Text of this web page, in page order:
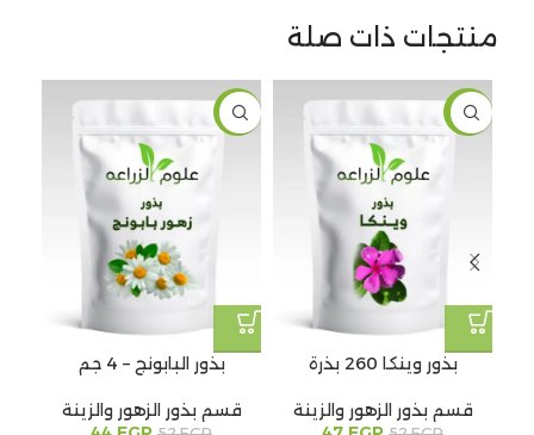
منتجات ذات صلة
-10%
بذور وينكا 260 بذرة
قسم بذور الزهور والزينة
-15%
بذور البابونج – 4 جم
قسم بذور الزهور والزينة